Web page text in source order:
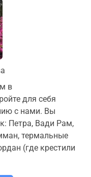
в
для себя
с нами. Вы
Петра, Вади Рам,
термальные
(где крестили